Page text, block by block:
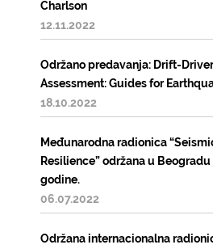
Charlson
12.11.2022
Održano predavanja: Drift-
Assessment: Guides for
18.10.2022
Međunarodna radionica
Resilience” održana u Beogradu
godine.
06.07.2022
Održana internacionalna